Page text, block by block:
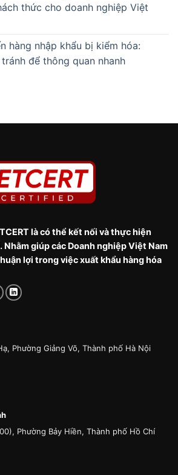
thức cho doanh nghiệp Việt
hàng nhập khẩu bị kiểm hóa:
để thông quan nhanh
là có thể kết nối và thực hiện
giúp các Doanh nghiệp Việt Nam
lợi trong việc xuất khẩu hàng hóa
Phường Giảng Võ, Thành phố Hà Nội
Phường Bảy Hiền, Thành phố Hồ Chí